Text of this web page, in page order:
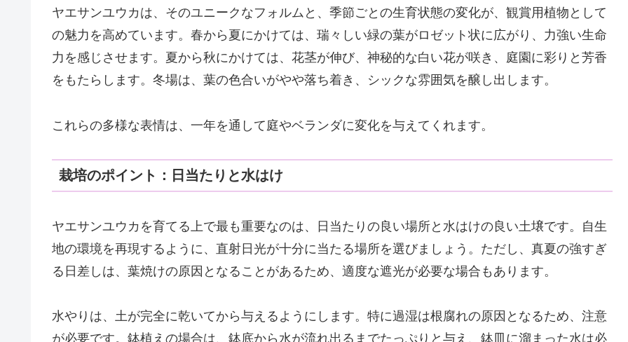
ヤエサンユウカは、そのユニークなフォルムと、季節ごとの生育状態の変化が、観賞用植物として
の魅力を高めています。春から夏にかけては、瑞々しい緑の葉がロゼット状に広がり、力強い生命
力を感じさせます。夏から秋にかけては、花茎が伸び、神秘的な白い花が咲き、庭園に彩りと芳香
をもたらします。冬場は、葉の色合いがやや落ち着き、シックな雰囲気を醸し出します。
これらの多様な表情は、一年を通して庭やベランダに変化を与えてくれます。
栽培のポイント：日当たりと水はけ
ヤエサンユウカを育てる上で最も重要なのは、日当たりの良い場所と水はけの良い土壌です。自生
地の環境を再現するように、直射日光が十分に当たる場所を選びましょう。ただし、真夏の強すぎ
る日差しは、葉焼けの原因となることがあるため、適度な遮光が必要な場合もあります。
水やりは、土が完全に乾いてから与えるようにします。特に過湿は根腐れの原因となるため、注意
が必要です。鉢植えの場合は、鉢底から水が流れ出るまでたっぷりと与え、鉢皿に溜まった水は必